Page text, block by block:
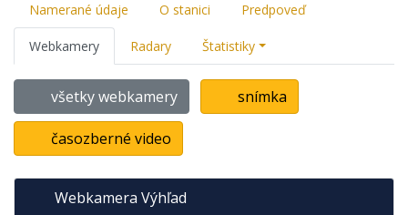
Namerané údaje O stanici Predpoveď
Webkamery Radary Štatistiky
všetky webkamery snímka
časozberné video
Webkamera Výhľad